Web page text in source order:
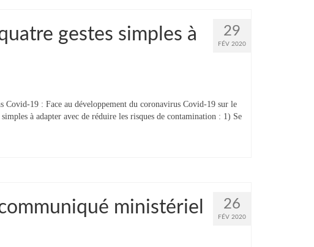
29
FÉV 2020
gestes simples à
19 : Face au développement du coronavirus Covid-19 sur le
à adapter avec de réduire les risques de contamination : 1) Se
26
FÉV 2020
ministériel